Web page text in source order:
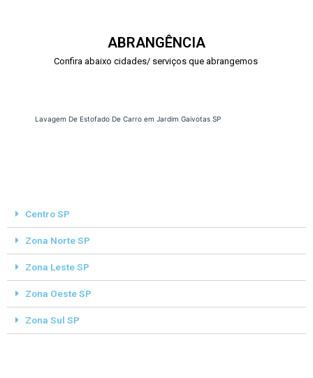
ABRANGÊNCIA
Confira abaixo cidades/ serviços que abrangemos
Lavagem De Estofado De Carro em Jardim Gaivotas SP
Centro SP
Zona Norte SP
Zona Leste SP
Zona Oeste SP
Zona Sul SP